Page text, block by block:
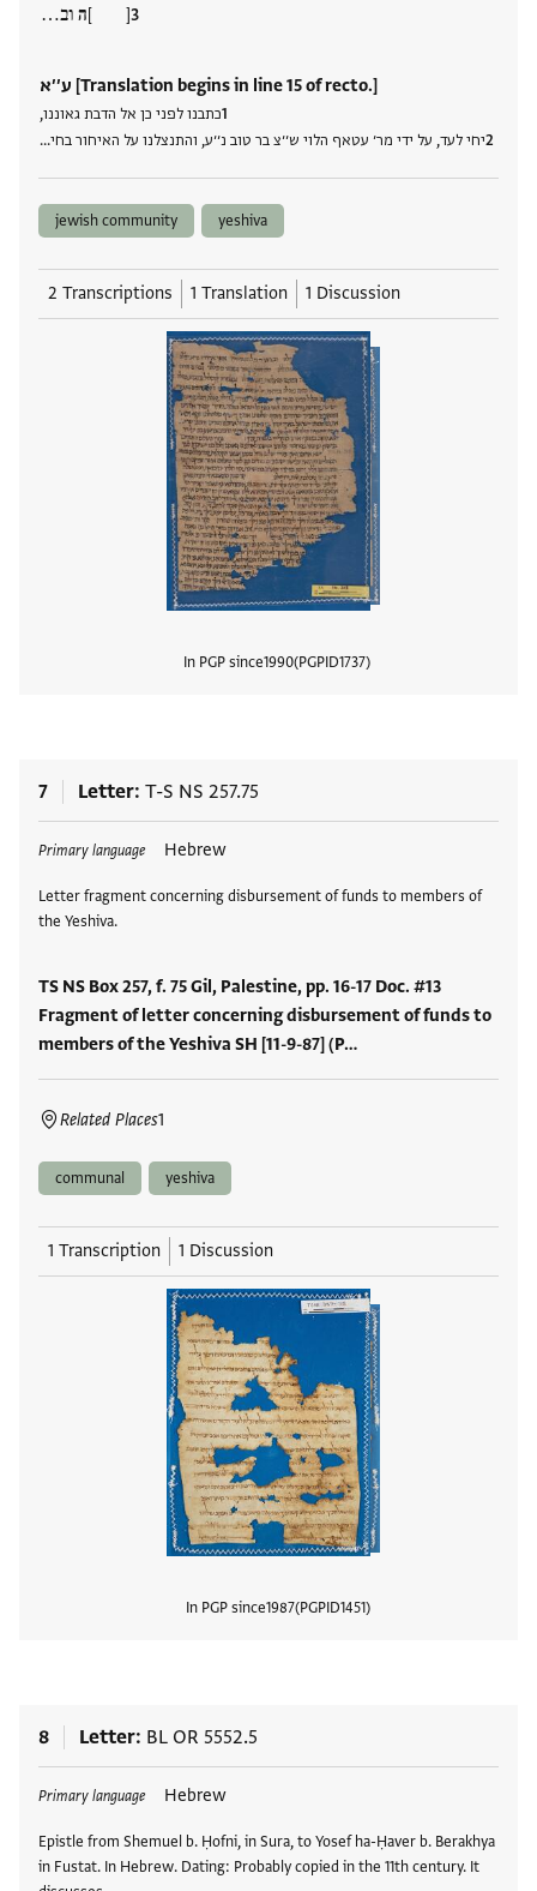
[ ]ה וב…
ע׳׳א [Translation begins in line 15 of recto.]
כתבנו לפני כן אל הדבת גאוננו,
יחי לעד, על ידי מר׳ עטאף הלוי ש׳׳צ בר טוב נ׳׳ע, והתנצלנו על האיחור בחי…
jewish community yeshiva
2 Transcriptions 1 Translation 1 Discussion
In PGP since1990 PGPID1737
7 Letter T-S NS 257.75
Primary language Hebrew
Letter fragment concerning disbursement of funds to members of
the Yeshiva.
TS NS Box 257, f. 75 Gil, Palestine, pp. 16-17 Doc. #13
Fragment of letter concerning disbursement of funds to
members of the Yeshiva SH [11-9-87] (P…
Related Places1
Tags
communal yeshiva
1 Transcription 1 Discussion
In PGP since1987 PGPID1451
8 Letter BL OR 5552.5
Primary language Hebrew
Epistle from Shemuel b. Ḥofni, in Sura, to Yosef ha-Ḥaver b. Berakhya
in Fustat. In Hebrew. Dating: Probably copied in the 11th century. It
Tags